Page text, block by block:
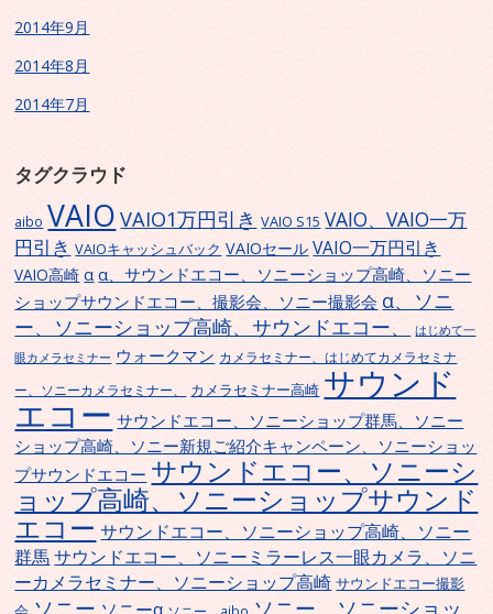
2014年9月
2014年8月
2014年7月
タグクラウド
aibo VAIO VAIO1万円引き VAIO S15 VAIO、VAIO一万
円引き VAIOキャッシュバック VAIOセール VAIO一万円引き
VAIO高崎 α α、サウンドエコー、ソニーショップ高崎、ソニー
ショップサウンドエコー、撮影会、ソニー撮影会 α、ソニ
ー、ソニーショップ高崎、サウンドエコー、
はじめて一
眼カメラセミナー ウォークマン カメラセミナー、はじめてカメラセミナ
ー、ソニーカメラセミナー、
カメラセミナー高崎 サウンド
エコー サウンドエコー、ソニーショップ群馬、ソニー
ショップ高崎、ソニー新規ご紹介キャンペーン、ソニーショッ
プサウンドエコー サウンドエコー、ソニーシ
ョップ高崎、ソニーショップサウンド
エコー サウンドエコー、ソニーショップ高崎、ソニー
群馬 サウンドエコー、ソニーミラーレス一眼カメラ、ソニ
ーカメラセミナー、ソニーショップ高崎 サウンドエコー撮影
ソニー ソニー、aibo ソニー、ソニーショッ